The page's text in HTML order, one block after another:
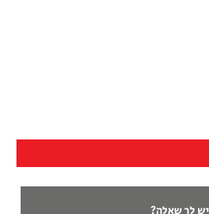
יש לך שאלה?